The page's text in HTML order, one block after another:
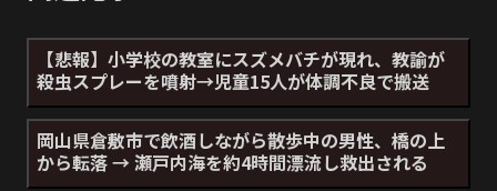
【悲報】小学校の教室にスズメバチが現れ、教諭が
殺虫スプレーを噴射→児童15人が体調不良で搬送
岡山県倉敷市で飲酒しながら散歩中の男性、橋の上
から転落 → 瀬戸内海を約4時間漂流し救出される